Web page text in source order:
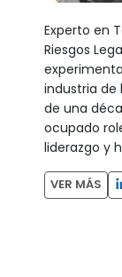
Experto en
Riesgos
industria de
de una
ocupado
liderazgo y
VER MÁS